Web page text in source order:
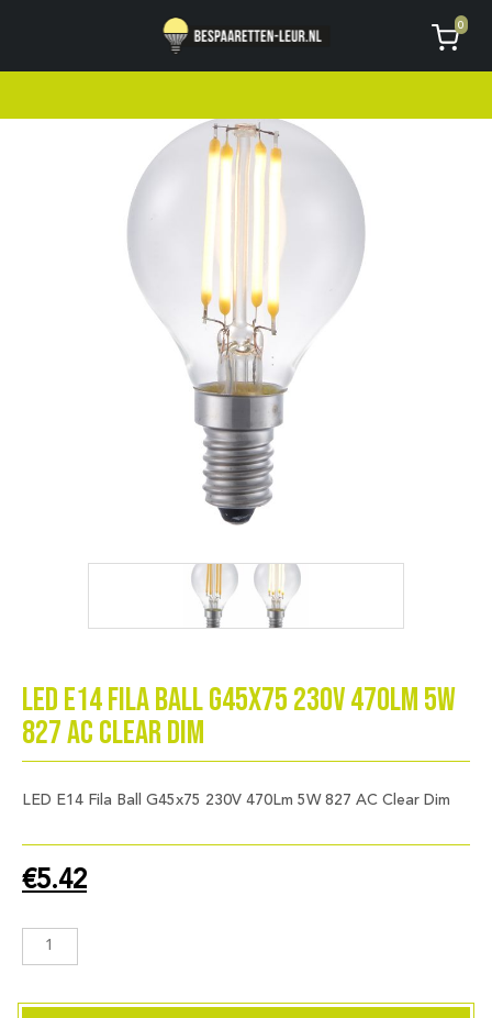
Geen code ontvangen of kwijt?
AVG
LED E14 Fila Ball G45x75 230V 470Lm 5W
827 AC Clear Dim
LED E14 Fila Ball G45x75 230V 470Lm 5W 827 AC Clear Dim
€5.42
LED
Ball
0